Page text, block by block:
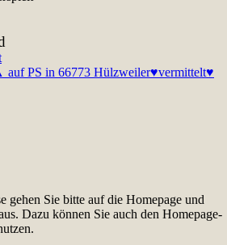
PS in 66773 Hülzweiler♥vermittelt♥
gehen Sie bitte auf die Homepage und
Dazu können Sie auch den Homepage-